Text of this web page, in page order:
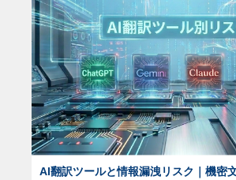
AI翻訳ツールと情報漏洩リスク｜機密